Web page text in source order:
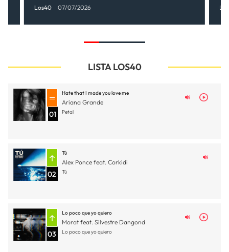
Los40 07/07/2026
LISTA LOS40
01
Hate that I made you love me
Ariana Grande
Petal
02
Tú
Alex Ponce feat. Corkidi
Tú
03
Lo poco que yo quiero
Morat feat. Silvestre Dangond
Lo poco que yo quiero